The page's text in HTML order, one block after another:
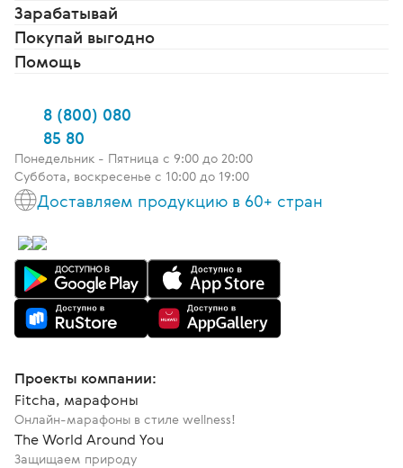
Зарабатывай
Покупай выгодно
Помощь
8 (800) 080
85 80
Понедельник - Пятница c 9:00 до 20:00
Суббота, воскресенье с 10:00 до 19:00
Доставляем продукцию в 60+ стран
Проекты компании:
Fitcha, марафоны
Онлайн-марафоны в стиле wellness!
The World Around You
Защищаем природу